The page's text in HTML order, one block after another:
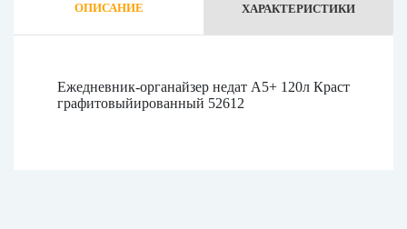
ОПИСАНИЕ ХАРАКТЕРИСТИКИ
Ежедневник-органайзер недат А5+ 120л Краст
графитовыйированный 52612